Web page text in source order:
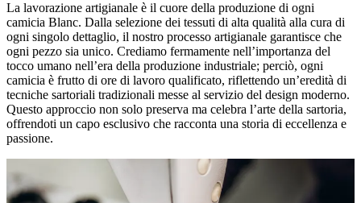
La lavorazione artigianale è il cuore della produzione di ogni
camicia Blanc. Dalla selezione dei tessuti di alta qualità alla cura di
ogni singolo dettaglio, il nostro processo artigianale garantisce che
ogni pezzo sia unico. Crediamo fermamente nell’importanza del
tocco umano nell’era della produzione industriale; perciò, ogni
camicia è frutto di ore di lavoro qualificato, riflettendo un’eredità di
tecniche sartoriali tradizionali messe al servizio del design moderno.
Questo approccio non solo preserva ma celebra l’arte della sartoria,
offrendoti un capo esclusivo che racconta una storia di eccellenza e
passione.